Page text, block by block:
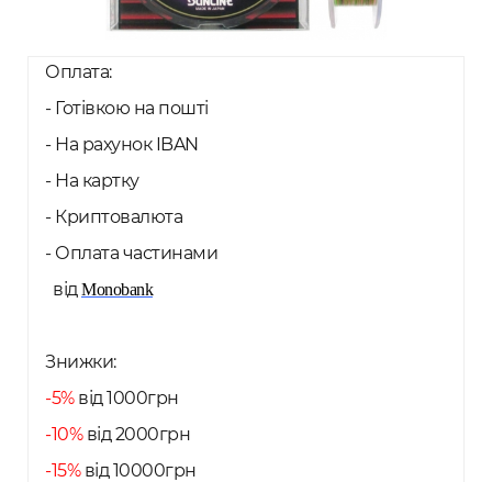
Оплата:
- Готівкою на пошті
- На рахунок IBAN
- На картку
- Криптовалюта
- Оплата частинами
відMonobank
Знижки:
-5%від 1000грн
-10%від 2000грн
-15%від 10000грн